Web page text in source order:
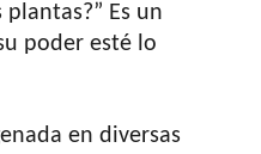
Es un
poder esté lo
en diversas